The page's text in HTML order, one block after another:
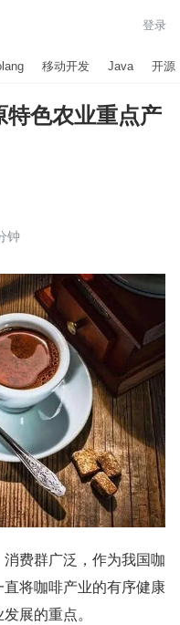
登录
移动开发 Java 开源
特色农业重点产
钟
费群广泛，作为我国咖
将咖啡产业的有序健康
展的重点。